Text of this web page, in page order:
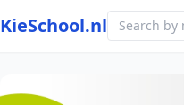
KieSchool.nl